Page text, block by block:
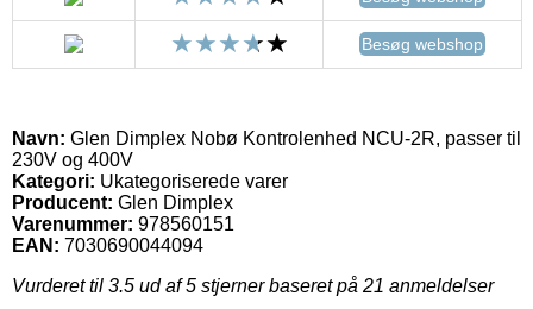
Besøg webshop
Navn: Glen Dimplex Nobø Kontrolenhed NCU-2R, passer til
230V og 400V
Kategori: Ukategoriserede varer
Producent: Glen Dimplex
Varenummer: 978560151
EAN: 7030690044094
Vurderet til 3.5 ud af 5 stjerner baseret på 21 anmeldelser